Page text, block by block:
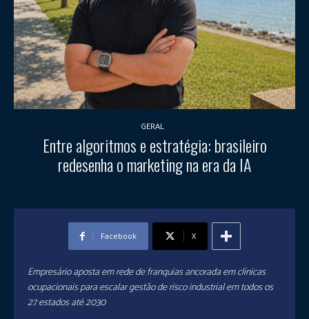
GERAL
Entre algoritmos e estratégia: brasileiro
redesenha o marketing na era da IA
Facebook X
Empresário aposta em rede de franquias ancorada em clínicas
ocupacionais para escalar gestão de risco industrial em todos os
27 estados até 2030